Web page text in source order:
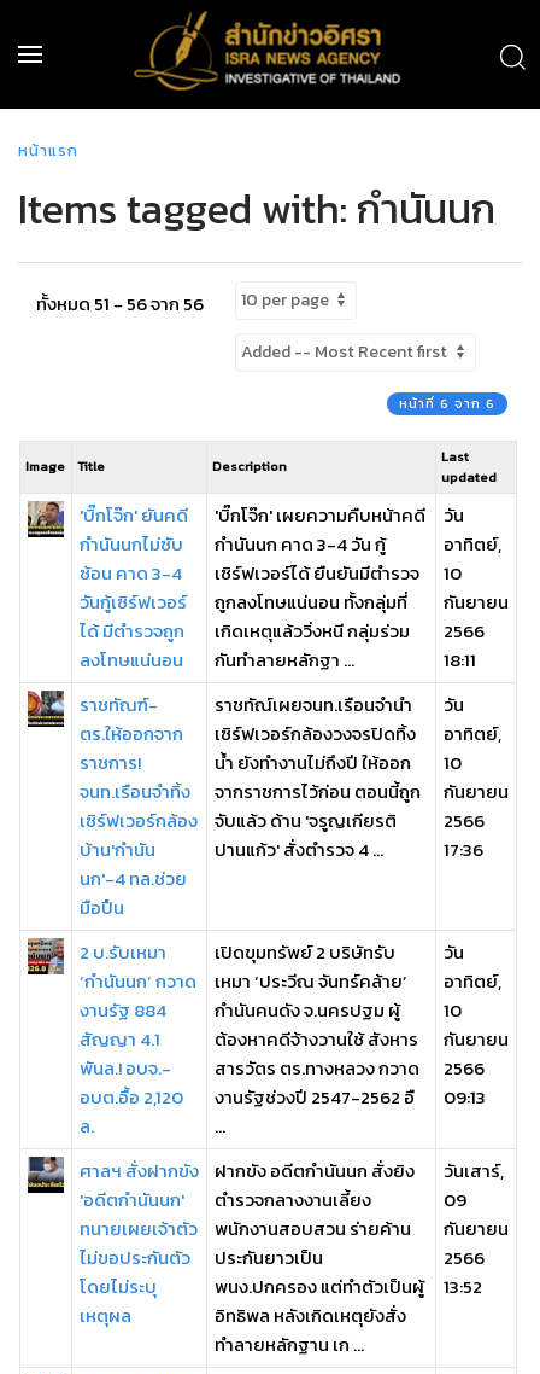
หน้าแรก
Items tagged with: กำนันนก
ทั้งหมด 51 - 56 จาก 56
หน้าที่ 6 จาก 6
Image Title Description
Last
updated
'บิ๊กโจ๊ก' ยันคดี
กำนันนกไม่ซับ
ซ้อน คาด 3-4
วันกู้เซิร์ฟเวอร์
ได้ มีตำรวจถูก
ลงโทษแน่นอน
'บิ๊กโจ๊ก' เผยความคืบหน้าคดี
กำนันนก คาด 3-4 วัน กู้
เซิร์ฟเวอร์ได้ ยืนยันมีตำรวจ
ถูกลงโทษแน่นอน ทั้งกลุ่มที่
เกิดเหตุแล้ววิ่งหนี กลุ่มร่วม
กันทำลายหลักฐา ...
วัน
อาทิตย์,
10
กันยายน
2566
18:11
ราชทัณฑ์-
ตร.ให้ออกจาก
ราชการ!
จนท.เรือนจำทิ้ง
เซิร์ฟเวอร์กล้อง
บ้าน'กำนัน
นก'-4 ทล.ช่วย
มือปืน
ราชทัณ์เผยจนท.เรือนจำนำ
เซิร์ฟเวอร์กล้องวงจรปิดทิ้ง
น้ำ ยังทำงานไม่ถึงปี ให้ออก
จากราชการไว้ก่อน ตอนนี้ถูก
จับแล้ว ด้าน 'จรูญเกียรติ
ปานแก้ว' สั่งตำรวจ 4 ...
วัน
อาทิตย์,
10
กันยายน
2566
17:36
2 บ.รับเหมา
‘กำนันนก’ กวาด
งานรัฐ 884
สัญญา 4.1
พันล.! อบจ.-
อบต.อื้อ 2,120
ล.
เปิดขุมทรัพย์ 2 บริษัทรับ
เหมา ‘ประวีณ จันทร์คล้าย’
กำนันคนดัง จ.นครปฐม ผู้
ต้องหาคดีจ้างวานใช้ สังหาร
สารวัตร ตร.ทางหลวง กวาด
งานรัฐช่วงปี 2547-2562 อื
...
วัน
อาทิตย์,
10
กันยายน
2566
09:13
ศาลฯ สั่งฝากขัง
'อดีตกำนันนก'
ทนายเผยเจ้าตัว
ไม่ขอประกันตัว
โดยไม่ระบุ
เหตุผล
ฝากขัง อดีตกำนันนก สั่งยิง
ตำรวจกลางงานเลี้ยง
พนักงานสอบสวน ร่ายค้าน
ประกันยาวเป็น
พนง.ปกครอง แต่ทำตัวเป็นผู้
อิทธิพล หลังเกิดเหตุยังสั่ง
ทำลายหลักฐาน เก ...
วันเสาร์,
09
กันยายน
2566
13:52